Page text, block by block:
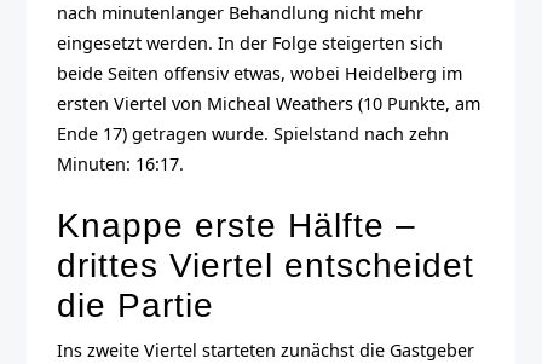
nach minutenlanger Behandlung nicht mehr
eingesetzt werden. In der Folge steigerten sich
beide Seiten offensiv etwas, wobei Heidelberg im
ersten Viertel von Micheal Weathers (10 Punkte, am
Ende 17) getragen wurde. Spielstand nach zehn
Minuten: 16:17.
Knappe erste Hälfte –
drittes Viertel entscheidet
die Partie
Ins zweite Viertel starteten zunächst die Gastgeber